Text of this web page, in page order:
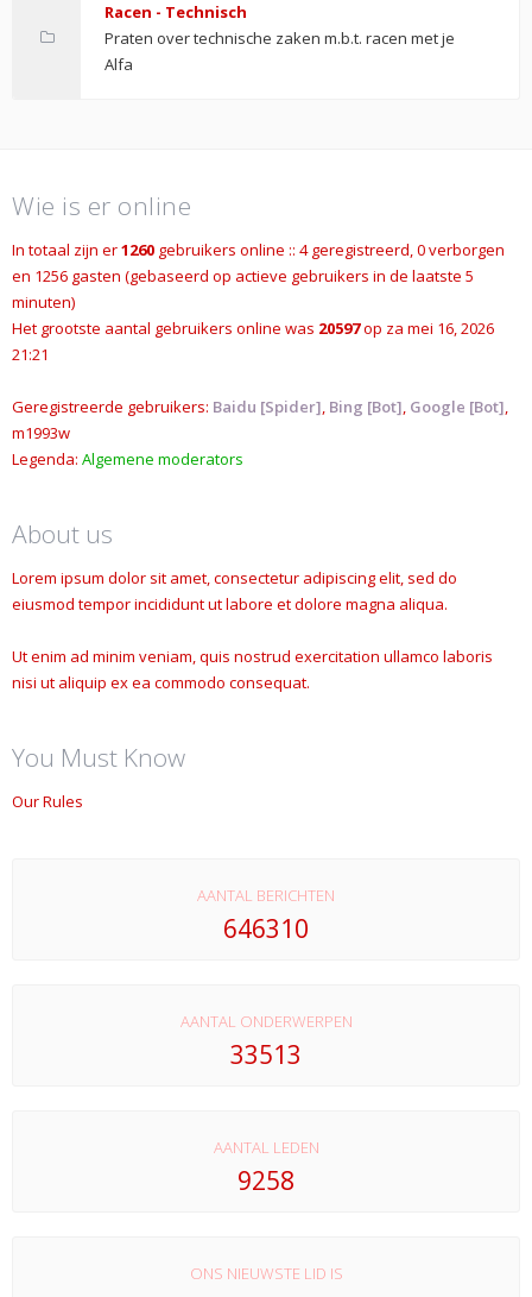
Racen - Technisch
Praten over technische zaken m.b.t. racen met je
Alfa
Wie is er online
In totaal zijn er1260 gebruikers online :: 4 geregistreerd, 0 verborgen
en 1256 gasten (gebaseerd op actieve gebruikers in de laatste 5
minuten)
Het grootste aantal gebruikers online was 20597op za mei 16, 2026
21:21
Geregistreerde gebruikers: Baidu [Spider], Bing [Bot], Google [Bot],
m1993w
Legenda: Algemene moderators
About us
Lorem ipsum dolor sit amet, consectetur adipiscing elit, sed do
eiusmod tempor incididunt ut labore et dolore magna aliqua.
Ut enim ad minim veniam, quis nostrud exercitation ullamco laboris
nisi ut aliquip ex ea commodo consequat.
You Must Know
Our Rules
AANTAL BERICHTEN
646310
AANTAL ONDERWERPEN
33513
AANTAL LEDEN
9258
ONS NIEUWSTE LID IS